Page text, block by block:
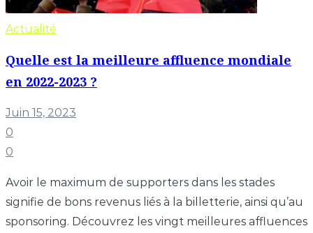
Actualité
Quelle est la meilleure affluence mondiale
en 2022-2023 ?
Juin 15, 2023
0
0
Avoir le maximum de supporters dans les stades
signifie de bons revenus liés à la billetterie, ainsi qu’au
sponsoring. Découvrez les vingt meilleures affluences